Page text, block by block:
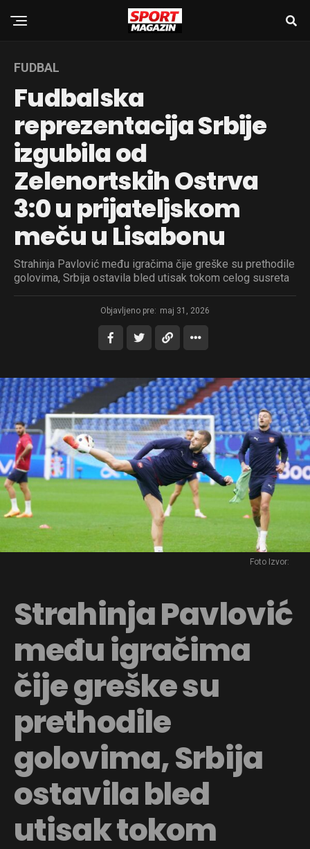
FUDBAL
Fudbalska
reprezentacija Srbije
izgubila od
Zelenortskih Ostrva
3:0 u prijateljskom
meču u Lisabonu
Strahinja Pavlović među igračima čije greške su prethodile
golovima, Srbija ostavila bled utisak tokom celog susreta
Objavljeno pre: maj 31, 2026
Foto Izvor:
Strahinja Pavlović
među igračima
čije greške su
prethodile
golovima, Srbija
ostavila bled
utisak tokom